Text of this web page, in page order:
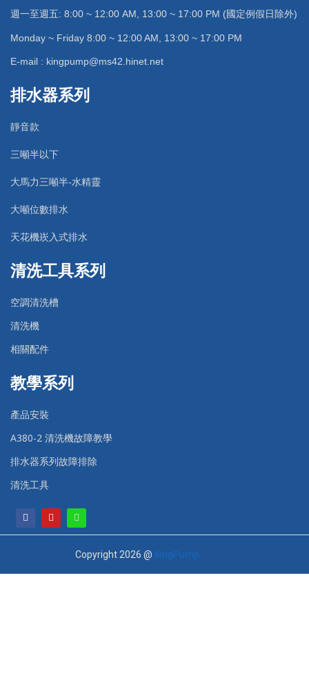
週一至週五: 8:00 ~ 12:00 AM, 13:00 ~ 17:00 PM (國定例假日除外)
Monday ~ Friday 8:00 ~ 12:00 AM, 13:00 ~ 17:00 PM
E-mail : kingpump@ms42.hinet.net
排水器系列
靜音款
三噸半以下
大馬力三噸半-水精靈
大噸位數排水
天花機崁入式排水
清洗工具系列
空調清洗槽
清洗機
相關配件
教學系列
產品安裝
A380-2 清洗機故障教學
排水器系列故障排除
清洗工具
Copyright 2026 @ KingPump